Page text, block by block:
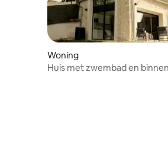
Woning
Huis met zwembad en